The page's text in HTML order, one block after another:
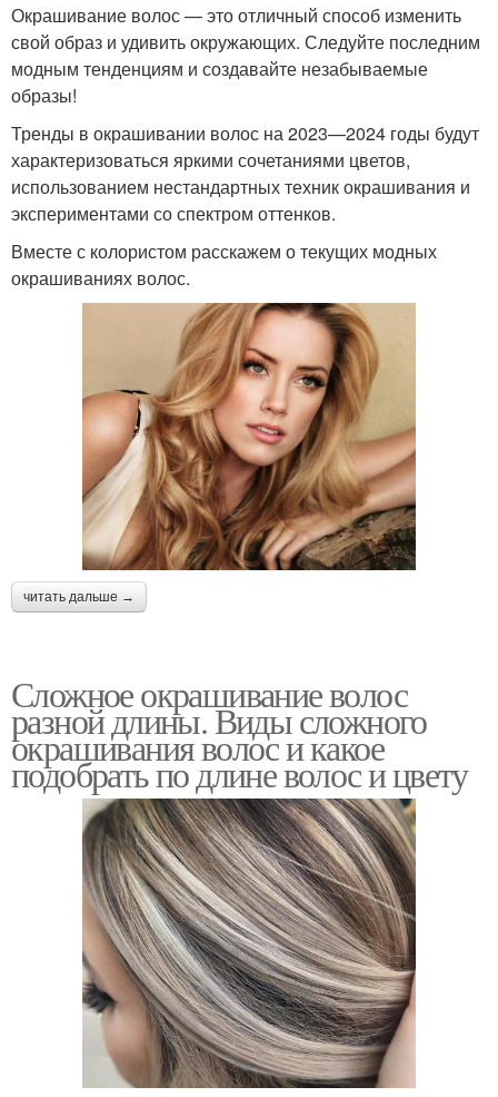
Окрашивание волос — это отличный способ изменить
свой образ и удивить окружающих. Следуйте последним
модным тенденциям и создавайте незабываемые
образы!
Тренды в окрашивании волос на 2023—2024 годы будут
характеризоваться яркими сочетаниями цветов,
использованием нестандартных техник окрашивания и
экспериментами со спектром оттенков.
Вместе с колористом расскажем о текущих модных
окрашиваниях волос.
читать дальше →
Сложное окрашивание волос
разной длины. Виды сложного
окрашивания волос и какое
подобрать по длине волос и цвету